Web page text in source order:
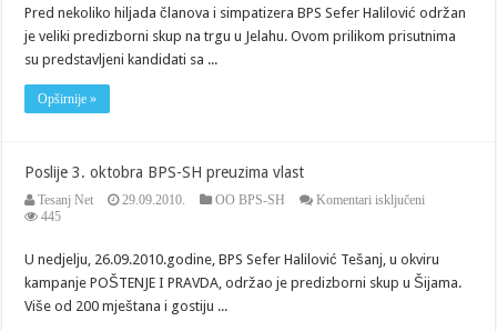
stilu
održan
predizborni
skup
Pred nekoliko hiljada članova i simpatizera BPS Sefer Halilović održan
je veliki predizborni skup na trgu u Jelahu. Ovom prilikom prisutnima
su predstavljeni kandidati sa ...
Opširnije »
Poslije 3. oktobra BPS-SH preuzima vlast
Tesanj Net 29.09.2010. OO BPS-SH Komentari isključeni
BPS-
SH
445
U nedjelju, 26.09.2010.godine, BPS Sefer Halilović Tešanj, u okviru
kampanje POŠTENJE I PRAVDA, održao je predizborni skup u Šijama.
Više od 200 mještana i gostiju ...